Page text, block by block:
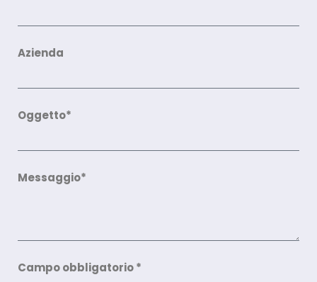
Azienda
Oggetto*
Messaggio*
Campo obbligatorio *